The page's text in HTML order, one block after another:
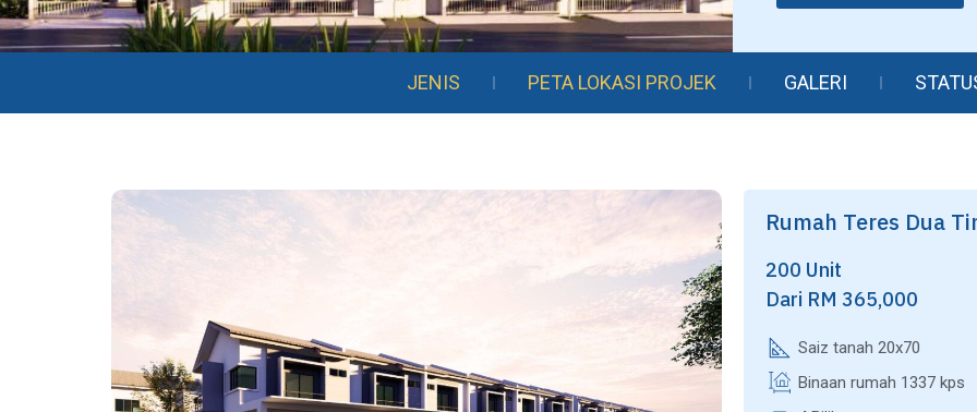
JENIS PETA LOKASI PROJEK GALERI
Rumah Teres Dua
200 Unit
Dari RM 365,000
Saiz tanah 20x70
Binaan rumah 1337 kps